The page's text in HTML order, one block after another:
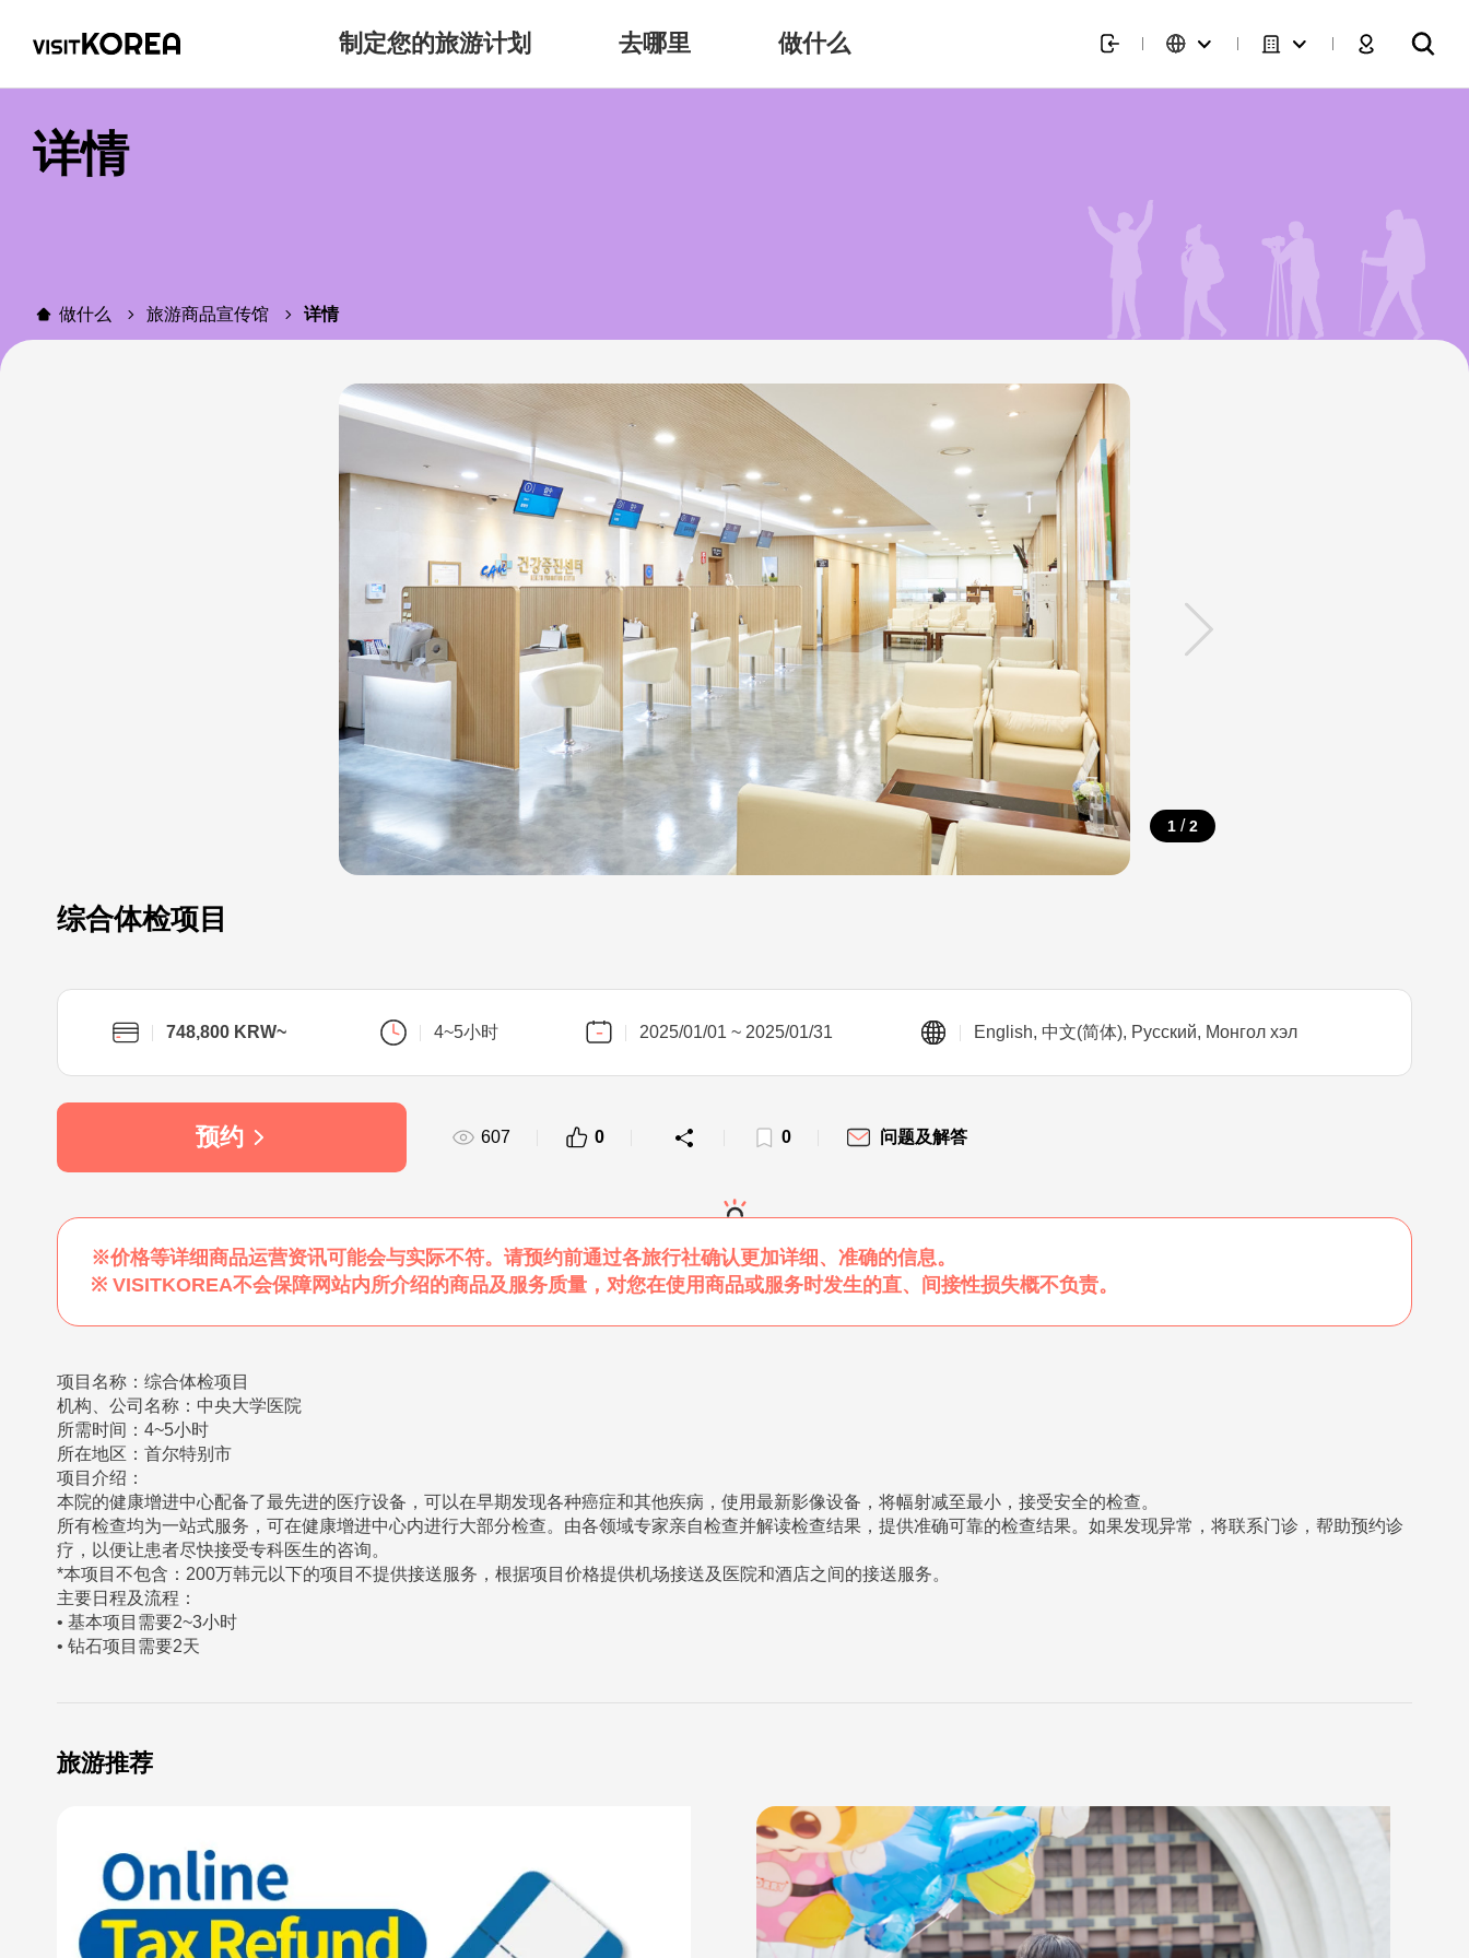
制定您的旅游计划 去哪里 做什么
详情
做什么 旅游商品宣传馆 详情
1 / 2
综合体检项目
748,800 KRW~ 4~5小时 2025/01/01 ~ 2025/01/31 English, 中文(简体), Русский, Монгол хэл
预约 607 0 0 问题及解答
※价格等详细商品运营资讯可能会与实际不符。请预约前通过各旅行社确认更加详细、准确的信息。
※ VISITKOREA不会保障网站内所介绍的商品及服务质量，对您在使用商品或服务时发生的直、间接性损失概不负责。
项目名称：综合体检项目
机构、公司名称：中央大学医院
所需时间：4~5小时
所在地区：首尔特别市
项目介绍：
本院的健康增进中心配备了最先进的医疗设备，可以在早期发现各种癌症和其他疾病，使用最新影像设备，将幅射减至最小，接受安全的检查。
所有检查均为一站式服务，可在健康增进中心内进行大部分检查。由各领域专家亲自检查并解读检查结果，提供准确可靠的检查结果。如果发现异常，将联系门诊，帮助预约诊
疗，以便让患者尽快接受专科医生的咨询。
*本项目不包含：200万韩元以下的项目不提供接送服务，根据项目价格提供机场接送及医院和酒店之间的接送服务。
主要日程及流程：
• 基本项目需要2~3小时
• 钻石项目需要2天
旅游推荐